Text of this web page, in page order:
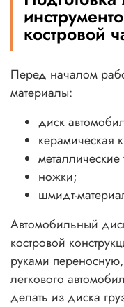
костровой
Перед началом
материалы:
диск
керамическая
ножки;
шмидт-
Автомобильный
костровой
руками
легкового
делать из диска